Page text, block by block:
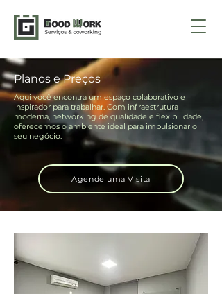
Planos e Preços
Aqui você encontra um espaço colaborativo e
inspirador para trabalhar. Com infraestrutura
moderna, networking de qualidade e flexibilidade,
oferecemos o ambiente ideal para impulsionar o
seu negócio.
Agende uma Visita